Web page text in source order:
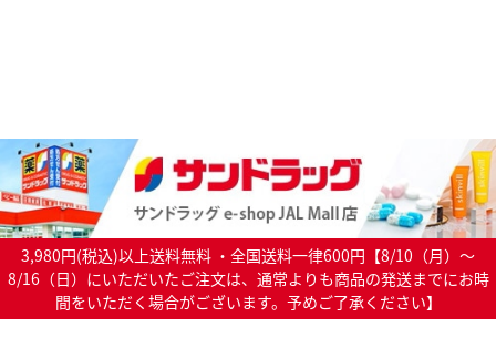
3,980円(税込)以上送料無料 ・全国送料一律600円【8/10（月）～
8/16（日）にいただいたご注文は、通常よりも商品の発送までにお時
間をいただく場合がございます。予めご了承ください】